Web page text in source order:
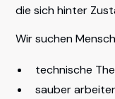
die sich hinter
Wir suchen
technische
sauber